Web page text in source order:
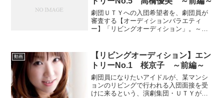
劇団ＵＴＹへの入団希望者を、劇団員が
審査する【オーディションバラエティ
ー】「リビングオーディション」。～出
れたのは、「高橋優美」 ちゃん。
動画
【リビングオーディション】エン
トリーNo.1 桜京子 ～前編～
劇団員になりたいアイドルが、某マンシ
ョンのリビングで行われる入団面接を受
けに来るという、演劇集団・ＵＴＹがお